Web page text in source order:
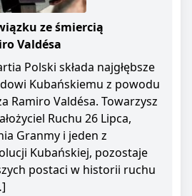
ze śmiercią
Valdésa
Polski składa najgłębsze
Kubańskiemu z powodu
Ramiro Valdésa. Towarzysz
Ruchu 26 Lipca,
Granmy i jeden z
Kubańskiej, pozostaje
postaci w historii ruchu